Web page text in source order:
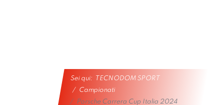
Sei qui:
TECNODOM SPORT
Campionati
Porsche Carrera Cup Italia 2024